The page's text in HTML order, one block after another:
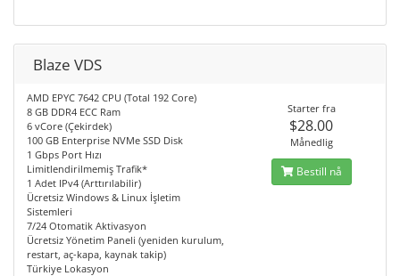
Blaze VDS
AMD EPYC 7642 CPU (Total 192 Core)
8 GB DDR4 ECC Ram
6 vCore (Çekirdek)
100 GB Enterprise NVMe SSD Disk
1 Gbps Port Hızı
Limitlendirilmemiş Trafik*
1 Adet IPv4 (Arttırılabilir)
Ücretsiz Windows & Linux İşletim
Sistemleri
7/24 Otomatik Aktivasyon
Ücretsiz Yönetim Paneli (yeniden kurulum,
restart, aç-kapa, kaynak takip)
Türkiye Lokasyon
Starter fra
$28.00
Månedlig
Bestill nå